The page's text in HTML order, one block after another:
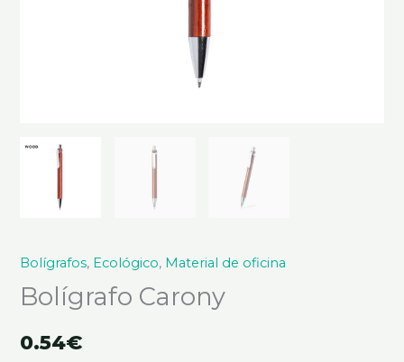
Bolígrafos, Ecológico, Material de oficina
Bolígrafo Carony
0.54€